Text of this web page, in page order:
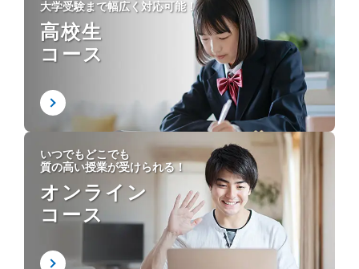
大学受験まで幅広く対応可能！
高校生
コース
いつでもどこでも
質の高い授業が受けられる！
オンライン
コース